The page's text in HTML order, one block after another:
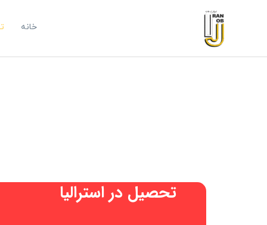
خانه
تحصیل در استرالیا